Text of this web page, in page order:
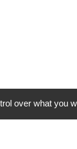
over what you